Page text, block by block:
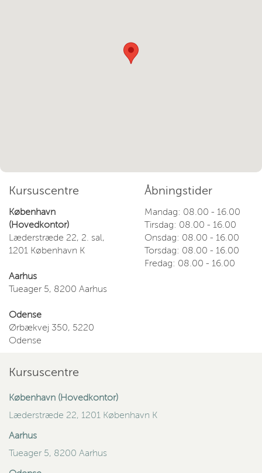
Kursuscentre
København
(Hovedkontor)
Læderstræde 22, 2. sal,
1201 København K
Aarhus
Tueager 5, 8200 Aarhus
Odense
Ørbækvej 350, 5220
Odense
Åbningstider
Mandag: 08.00 - 16.00
Tirsdag: 08.00 - 16.00
Onsdag: 08.00 - 16.00
Torsdag: 08.00 - 16.00
Fredag: 08.00 - 16.00
Kursuscentre
København (Hovedkontor)
Læderstræde 22, 1201 København K
Aarhus
Tueager 5, 8200 Aarhus